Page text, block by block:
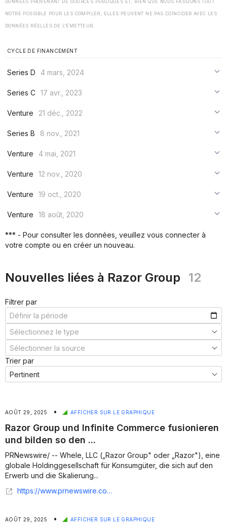
DONNÉES PROVENANT DE SOURCES PUBLIQUES ET, BIEN QUE NOUS FASSIONS TOUT
NOTRE POSSIBLE POUR LES COMPILER, ELLES PEUVENT NE PAS COÏNCIDER AVEC LES
DONNÉES RÉELLES DE L'ÉMETTEUR.
CYCLE DE FINANCEMENT
Series D
4 mars, 2024
***
Series C 17 avr., 2023
***
Venture
21 déc., 2022
***
Series B
8 nov., 2021
***
Venture
4 mai, 2021
***
Venture
12 nov., 2020
***
Venture
19 oct., 2020
***
Venture
18 août, 2020
*** - Pour consulter les données, veuillez vous connecter à
votre compte ou en créer un nouveau.
Nouvelles liées à Razor Group 12
Filtrer par
Trier par
AOÛT 29, 2025 • AFFICHER SUR LE GRAPHIQUE
Razor Group und Infinite Commerce fusionieren
und bilden so den ...
PRNewswire/ -- Whele, LLC („Razor Group" oder „Razor"), eine
globale Holdinggesellschaft für Konsumgüter, die sich auf den
Erwerb und die Skalierung...
https://www.prnewswire.com/de/pressemitteilungen/razor-group-und-infinite-commerce-fusionieren-und-bilden-so-den-fuhrenden-konsolidierer-im-fba-aggregatorbereich-302540894.html
AOÛT 29, 2025 • AFFICHER SUR LE GRAPHIQUE